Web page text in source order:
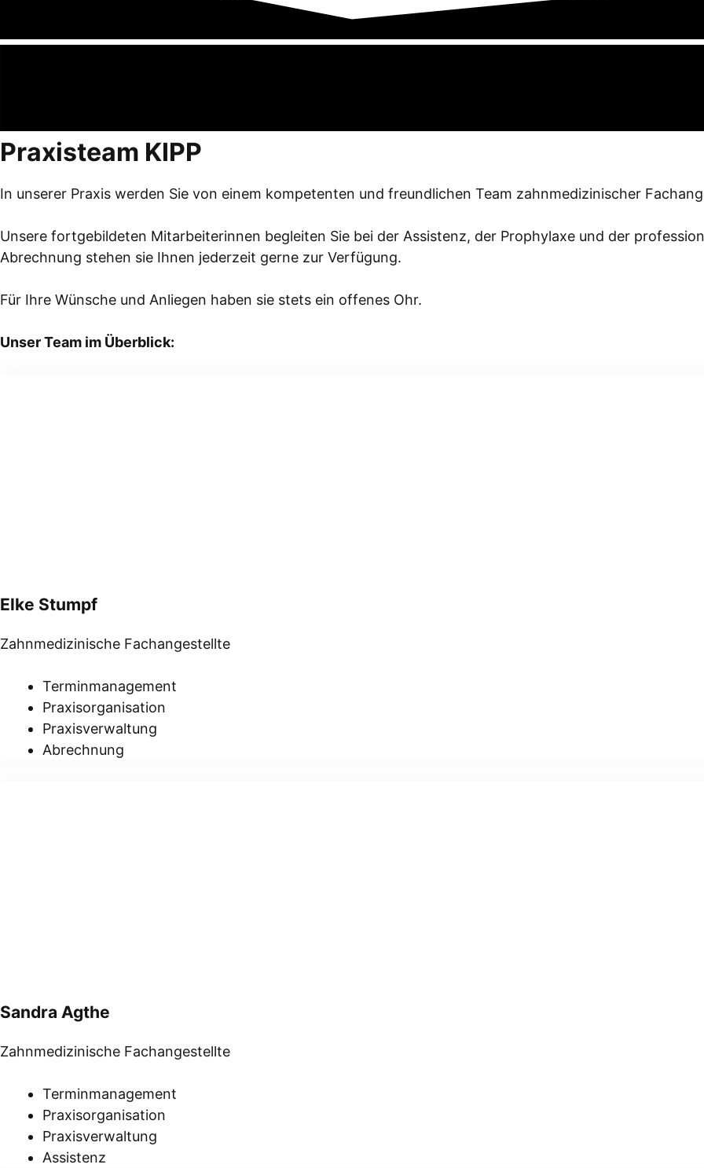
Praxisteam KIPP
In unserer Praxis werden Sie von einem kompetenten und freundlichen Team zahnmedizinischer
Unsere fortgebildeten Mitarbeiterinnen begleiten Sie bei der Assistenz, der Prophylaxe und der
Abrechnung stehen sie Ihnen jederzeit gerne zur Verfügung.
Für Ihre Wünsche und Anliegen haben sie stets ein offenes Ohr.
Unser Team im Überblick:
Elke Stumpf
Zahnmedizinische Fachangestellte
Terminmanagement
Praxisorganisation
Praxisverwaltung
Abrechnung
Sandra Agthe
Zahnmedizinische Fachangestellte
Terminmanagement
Praxisorganisation
Praxisverwaltung
Assistenz